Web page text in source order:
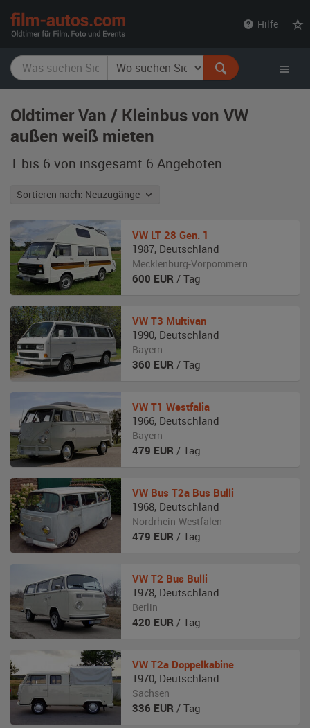
Hilfe
Oldtimer Van / Kleinbus von VW
außen weiß mieten
1 bis 6 von insgesamt 6 Angeboten
Sortieren nach: Neuzugänge
VW LT 28 Gen. 1
1987, Deutschland
Mecklenburg-Vorpommern
600 EUR / Tag
VW T3 Multivan
1990, Deutschland
Bayern
360 EUR / Tag
VW T1 Westfalia
1966, Deutschland
Bayern
479 EUR / Tag
VW Bus T2a Bus Bulli
1968, Deutschland
Nordrhein-Westfalen
479 EUR / Tag
VW T2 Bus Bulli
1978, Deutschland
Berlin
420 EUR / Tag
VW T2a Doppelkabine
1970, Deutschland
Sachsen
336 EUR / Tag